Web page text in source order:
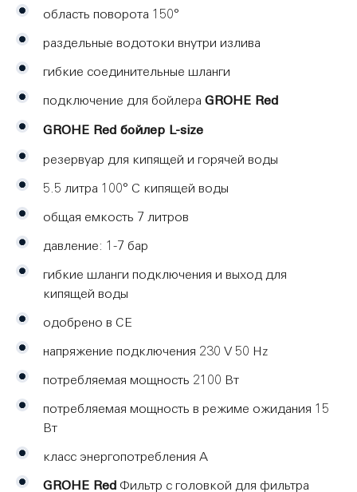
область поворота 150°
раздельные водотоки внутри излива
гибкие соединительные шланги
подключение для бойлера GROHE Red
GROHE Red бойлер L-size
резервуар для кипящей и горячей воды
5.5 литра 100° C кипящей воды
общая емкость 7 литров
давление: 1-7 бар
гибкие шланги подключения и выход для
кипящей воды
одобрено в СE
напряжение подключения 230 V 50 Hz
потребляемая мощность 2100 Вт
потребляемая мощность в режиме ожидания 15
Вт
класс энергопотребления А
GROHE Red Фильтр с головкой для фильтра